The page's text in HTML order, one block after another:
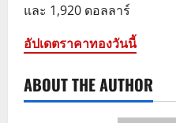
และ 1,920 ดอลลาร์
อัปเดตราคาทองวันนี้
ABOUT THE AUTHOR